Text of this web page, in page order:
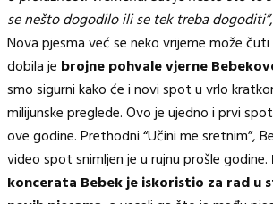
se nešto dogodilo ili se tek treba dogoditi”,
Nova pjesma već se neko vrijeme može
dobila je brojne pohvale vjerne
smo sigurni kako će i novi spot u vrlo
milijunske preglede. Ovo je ujedno i prvi
ove godine. Prethodni “Učini me sretnim”,
video spot snimljen je u rujnu prošle godine.
koncerata Bebek je iskoristio za rad u